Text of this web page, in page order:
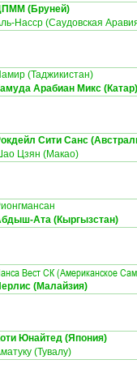
(Бруней)
Насср (Саудовская
(Таджикистан)
Арабиан Микс (Катар)
Сити Санс
Цзян (Макао)
Ата (Кыргызстан)
Вест СК (Американское
(Малайзия)
Юнайтед (Япония)
(Тувалу)